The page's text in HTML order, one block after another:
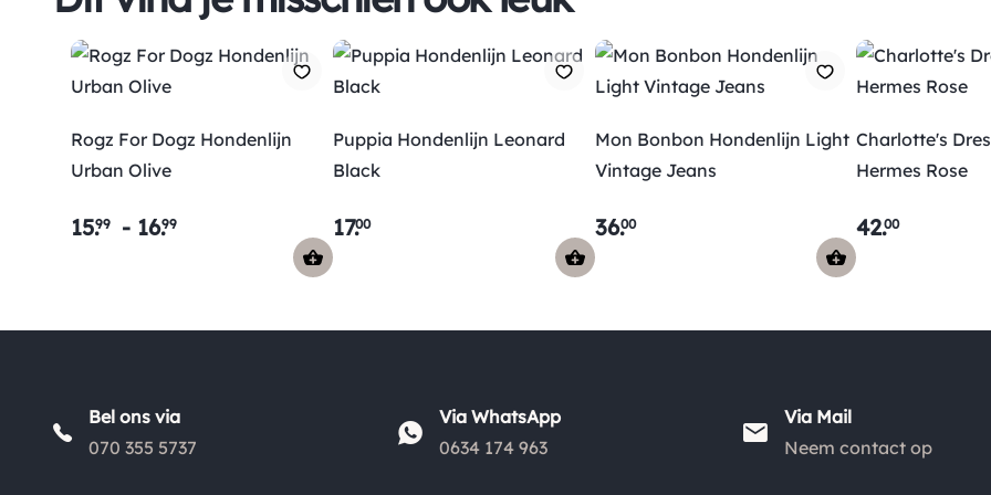
Rogz For Dogz Hondenlijn
Urban Olive
15.99 - 16.99
Puppia Hondenlijn Leonard
Black
17.00
Mon Bonbon Hondenlijn Light
Vintage Jeans
36.00
Charlotte's
Hermes Rose
42.00
Bel ons via
070 355 5737
Via WhatsApp
0634 174 963
Via Mail
Neem contact op